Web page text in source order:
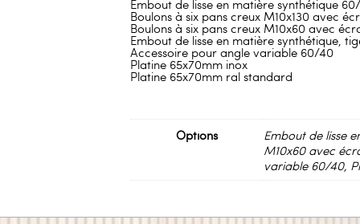
Embout de lisse en matière synthétique
Boulons à six pans creux M10x130 avec
Boulons à six pans creux M10x60 avec
Embout de lisse en matière synthétique,
Accessoire pour angle variable 60/40
Platine 65x70mm inox
Platine 65x70mm ral standard
Options
Embout de lisse
M10x60 avec
variable 60/40,